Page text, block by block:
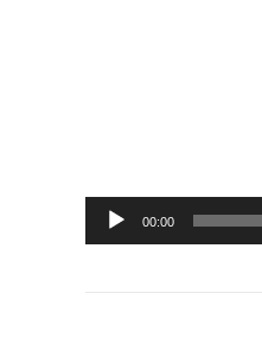
Lecteur
audio
00:00